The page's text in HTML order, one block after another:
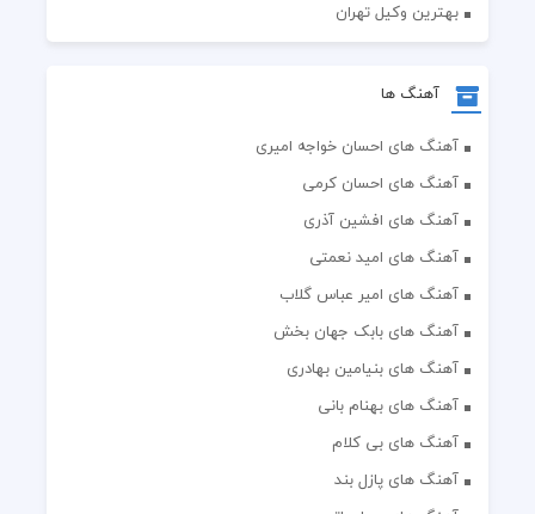
بهترین وکیل تهران
آهنگ ها
آهنگ های احسان خواجه امیری
آهنگ های احسان کرمی
آهنگ های افشین آذری
آهنگ های امید نعمتی
آهنگ های امیر عباس گلاب
آهنگ های بابک جهان بخش
آهنگ های بنیامین بهادری
آهنگ های بهنام بانی
آهنگ های بی کلام
آهنگ های پازل بند